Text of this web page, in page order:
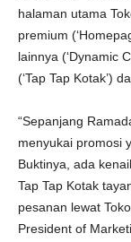
halaman utama
premium
lainnya (‘Dynamic
(‘Tap Tap Kotak’)
“Sepanjang
menyukai promosi
Buktinya, ada
Tap Tap Kotak
pesanan lewat
President of